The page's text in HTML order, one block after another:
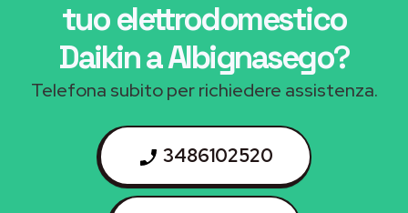
tuo elettrodomestico
Daikin a Albignasego?
Telefona subito per richiedere assistenza.
3486102520